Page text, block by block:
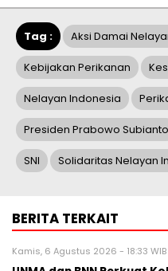
Tag : Aksi Damai
Kebijakan Perikanan
Nelayan Indonesia
Presiden Prabowo Subianto
SNI Solidaritas Nelayan
BERITA TERKAIT
Kamis, 6 Agustus 2026 - 18:33 WIB